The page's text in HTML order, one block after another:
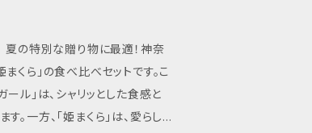
くら」の食べ比べセットです。こ
一方、「姫まくら」は、愛らし